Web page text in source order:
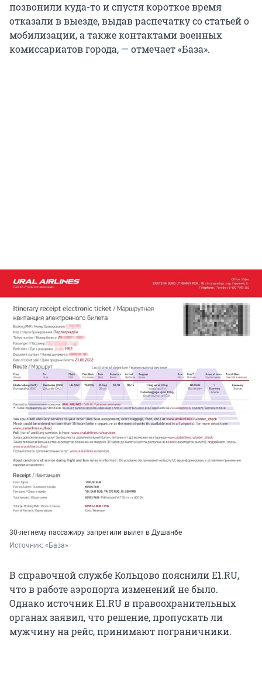
позвонили куда-то и спустя короткое время
отказали в выезде, выдав распечатку со статьей о
мобилизации, а также контактами военных
комиссариатов города, — отмечает «База».
30-летнему пассажиру запретили вылет в Душанбе
Источник: «База»
В справочной службе Кольцово пояснили E1.RU,
что в работе аэропорта изменений не было.
Однако источник E1.RU в правоохранительных
органах заявил, что решение, пропускать ли
мужчину на рейс, принимают пограничники.